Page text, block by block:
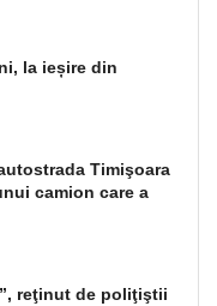
la ieșire din
Timişoara
camion care a
reţinut de poliţiştii